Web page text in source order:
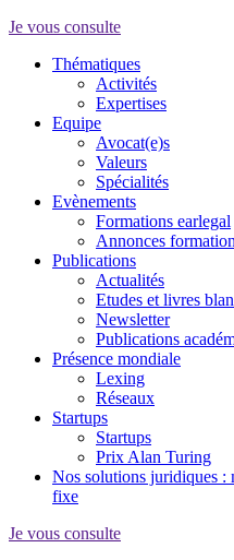
Je vous consulte
Thématiques
Activités
Expertises
Equipe
Avocat(e)s
Valeurs
Spécialités
Evènements
Formations earlegal
Annonces
Publications
Actualités
Etudes et livres
Newsletter
Publications
Présence mondiale
Lexing
Réseaux
Startups
Startups
Prix Alan Turing
Nos solutions juridiques :
fixe
Je vous consulte